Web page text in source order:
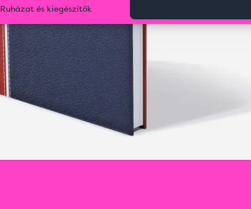
Ruházat és kiegészítők